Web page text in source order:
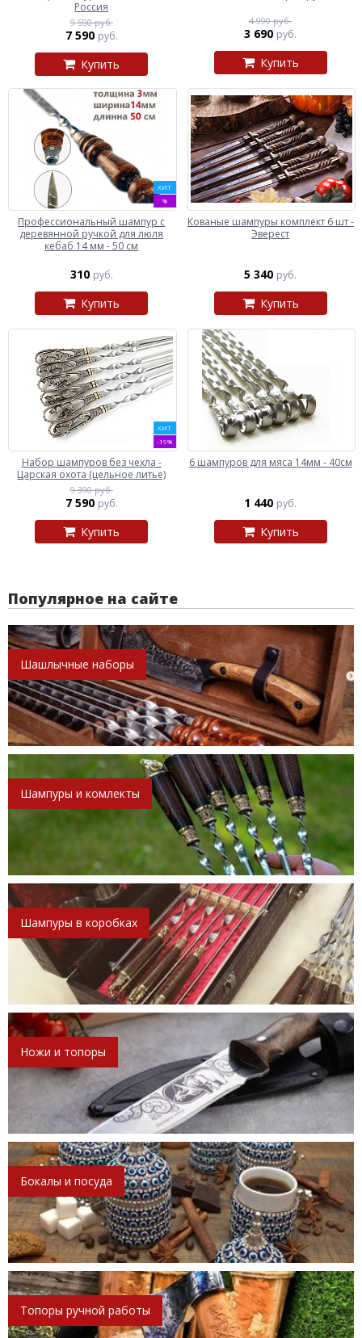
Россия
9 590 руб.
7 590 руб.
Купить
4 990 руб.
3 690 руб.
Купить
ХИТ
%
Профессиональный шампур с
деревянной ручкой для люля
кебаб 14 мм - 50 см
310 руб.
Купить
Кованые шампуры комплект 6 шт -
Эверест
5 340 руб.
Купить
ХИТ
-19%
Набор шампуров без чехла -
Царская охота (цельное литье)
9 390 руб.
7 590 руб.
Купить
6 шампуров для мяса 14мм - 40см
1 440 руб.
Купить
Популярное на сайте
Шашлычные наборы
Шампуры и комлекты
Шампуры в коробках
Ножи и топоры
Бокалы и посуда
Топоры ручной работы